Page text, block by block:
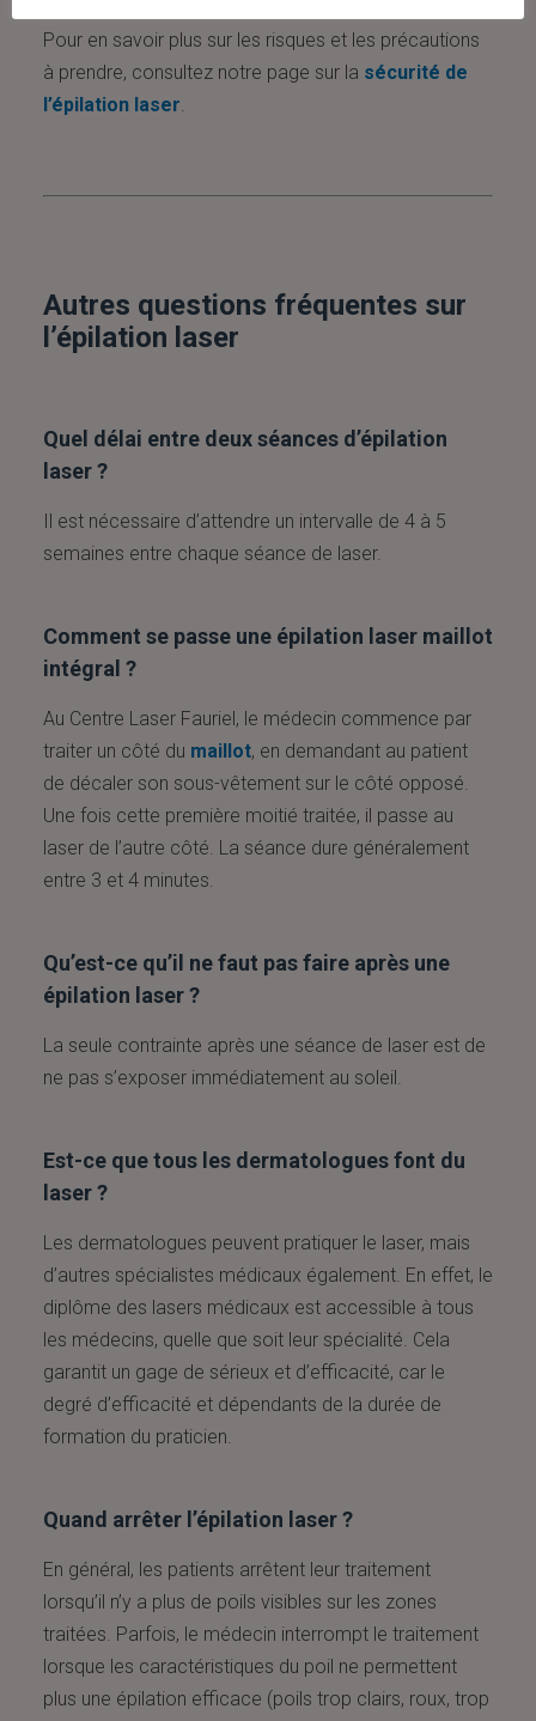
Pour en savoir plus sur les risques et les précautions
à prendre, consultez notre page sur la sécurité de
l’épilation laser.
Autres questions fréquentes sur
l’épilation laser
Quel délai entre deux séances d’épilation
laser ?
Il est nécessaire d’attendre un intervalle de 4 à 5
semaines entre chaque séance de laser.
Comment se passe une épilation laser maillot
intégral ?
Au Centre Laser Fauriel, le médecin commence par
traiter un côté du maillot, en demandant au patient
de décaler son sous-vêtement sur le côté opposé.
Une fois cette première moitié traitée, il passe au
laser de l’autre côté. La séance dure généralement
entre 3 et 4 minutes.
Qu’est-ce qu’il ne faut pas faire après une
épilation laser ?
La seule contrainte après une séance de laser est de
ne pas s’exposer immédiatement au soleil.
Est-ce que tous les dermatologues font du
laser ?
Les dermatologues peuvent pratiquer le laser, mais
d’autres spécialistes médicaux également. En effet, le
diplôme des lasers médicaux est accessible à tous
les médecins, quelle que soit leur spécialité. Cela
garantit un gage de sérieux et d’efficacité, car le
degré d’efficacité et dépendants de la durée de
formation du praticien.
Quand arrêter l’épilation laser ?
En général, les patients arrêtent leur traitement
lorsqu’il n’y a plus de poils visibles sur les zones
traitées. Parfois, le médecin interrompt le traitement
lorsque les caractéristiques du poil ne permettent
plus une épilation efficace (poils trop clairs, roux, trop